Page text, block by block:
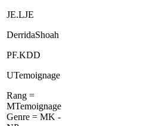
JE.LJE
DerridaShoah
PF.KDD
UTemoignage
Rang =
MTemoignage
Genre = MK -